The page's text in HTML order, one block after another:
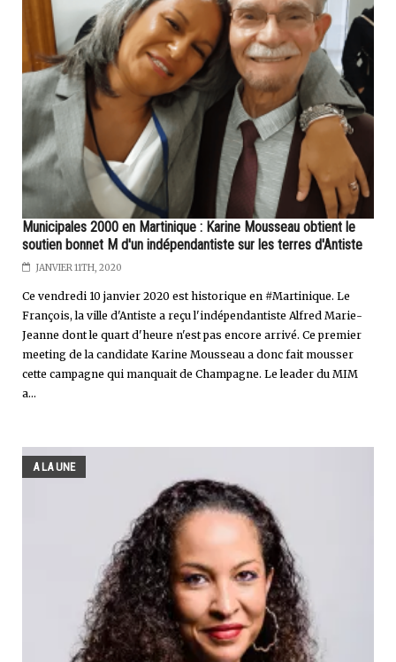
Municipales 2000 en Martinique : Karine Mousseau obtient le
soutien bonnet M d'un indépendantiste sur les terres d'Antiste
JANVIER 11TH, 2020
Ce vendredi 10 janvier 2020 est historique en #Martinique. Le
François, la ville d'Antiste a reçu l'indépendantiste Alfred Marie-
Jeanne dont le quart d'heure n'est pas encore arrivé. Ce premier
meeting de la candidate Karine Mousseau a donc fait mousser
cette campagne qui manquait de Champagne. Le leader du MIM
a...
A LA UNE